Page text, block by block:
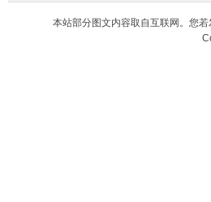
本站部分图文内容取自互联网。您